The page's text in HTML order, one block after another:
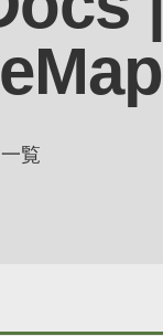
覧